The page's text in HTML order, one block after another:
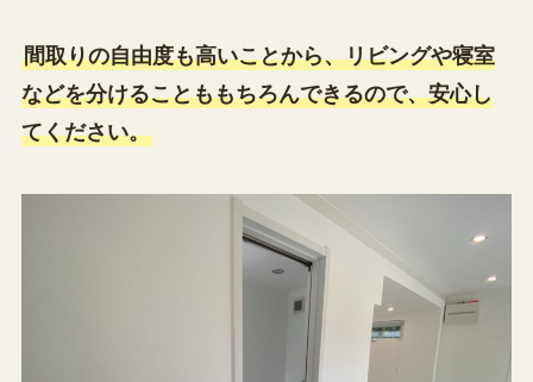
間取りの自由度も高いことから、リビングや寝室
などを分けることももちろんできるので、安心し
てください。